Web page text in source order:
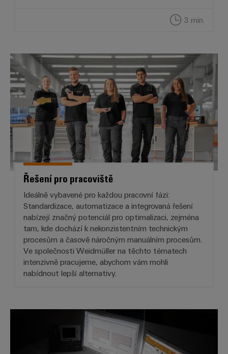
3 min.
Řešení pro pracoviště
Řešení pro pracoviště
Ideálně vybavené pro každou pracovní fázi:
Standardizace, automatizace a integrovaná řešení
nabízejí značný potenciál pro optimalizaci, zejména
tam, kde dochází k nekonzistentním technickým
procesům a časově náročným manuálním procesům.
Ve společnosti Weidmüller na těchto tématech
intenzivně pracujeme, abychom vám mohli
nabídnout lepší alternativy.
Software Weidmüller